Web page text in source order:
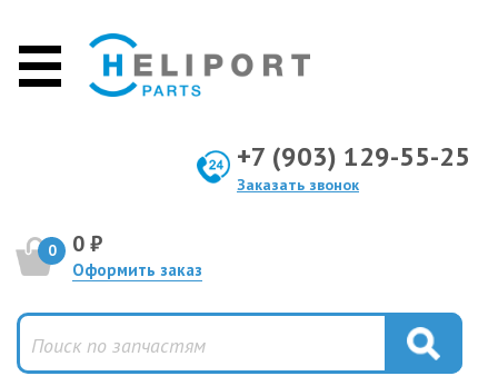
+7 (903) 129-55-25
Заказать звонок
0 0 ₽
Оформить заказ